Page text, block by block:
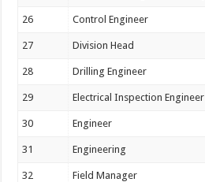
26 Control Engineer
27 Division Head
28 Drilling Engineer
29 Electrical Inspection Engineer
30 Engineer
31 Engineering
32 Field Manager